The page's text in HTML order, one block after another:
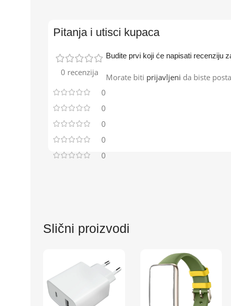
Pitanja i utisci kupaca
0 recenzija
0
0
0
0
0
Budite prvi koji će napisati recenziju
Morate biti prijavljeni da biste
Slični proizvodi